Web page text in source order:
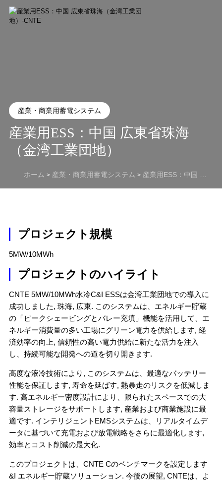
産業・商業用蓄電システム
産業用ESS：中国 広東省珠海
（金湾工業団地）
ホーム > 産業・商業用蓄電システム > 産業用ESS：中国 広東省珠海（金湾工業団地）
プロジェクト規模
5MW/10MWh
プロジェクトのハイライト
CNTE 5MW/10MWh水冷C&I ESSは金湾工業団地での導入に
成功しました, 珠海, 広東. このシステムは、エネルギー貯蔵
の「ピークシェービングとバレー充填」機能を活用して、エ
ネルギー消費量の多い工場にグリーン電力を供給します, 経
済効率の向上, 信頼性の高い電力供給に新たな活力を注入
し、持続可能な開発への道を切り開きます.
高度な液冷技術により, このシステムは、最適なバッテリー
性能を保証します, 寿命を延ばす, 熱暴走のリスクを低減しま
す. 高エネルギー密度設計により、限られたスペースでの大
容量ストレージをサポートします, 産業および商業施設に最
適です. インテリジェントEMSシステムは、リアルタイムデ
ータに基づいて充電および放電戦略をさらに最適化します,
効率とコスト削減の最大化.
このプロジェクトは、CNTE Cのベンチマークを設定します
&I エネルギー貯蔵ソリューション. 今後の展望, CNTEは、よ